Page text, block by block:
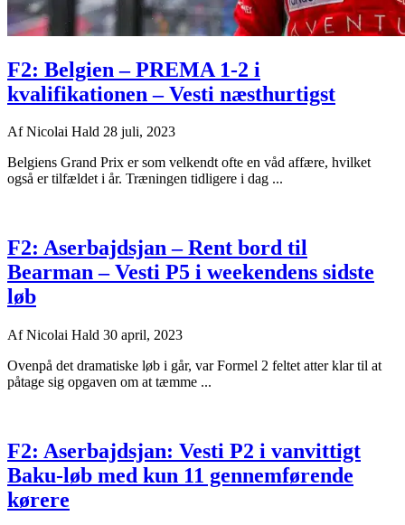
F2: Belgien – PREMA 1-2 i
kvalifikationen – Vesti næsthurtigst
AfNicolai Hald 28 juli, 2023
Belgiens Grand Prix er som velkendt ofte en våd affære, hvilket
også er tilfældet i år. Træningen tidligere i dag ...
F2: Aserbajdsjan – Rent bord til
Bearman – Vesti P5 i weekendens sidste
løb
AfNicolai Hald 30 april, 2023
Ovenpå det dramatiske løb i går, var Formel 2 feltet atter klar til at
påtage sig opgaven om at tæmme ...
F2: Aserbajdsjan: Vesti P2 i vanvittigt
Baku-løb med kun 11 gennemførende
kørere